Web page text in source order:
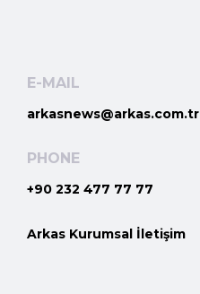
E-MAIL
arkasnews@arkas.com.tr
PHONE
+90 232 477 77 77
Arkas Kurumsal İletişim